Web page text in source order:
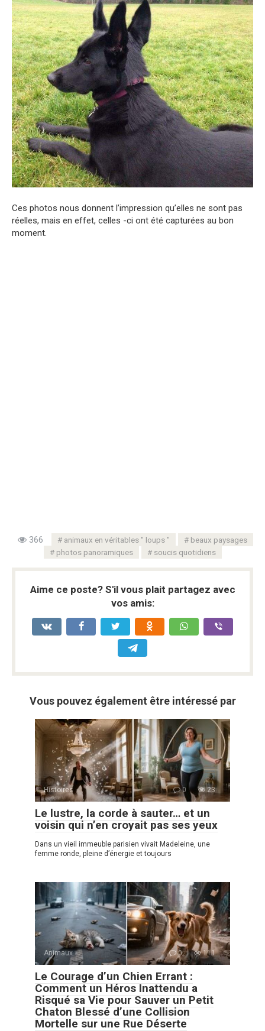
Ces photos nous donnent l’impression qu’elles ne sont pas
réelles, mais en effet, celles -ci ont été capturées au bon
moment.
366 animaux en véritables " loups "
beaux paysages
photos panoramiques
soucis quotidiens
Aime ce poste? S'il vous plait partagez avec
vos amis:
Vous pouvez également être intéressé par
Histoires 0 23
Le lustre, la corde à sauter… et un
voisin qui n’en croyait pas ses yeux
Dans un vieil immeuble parisien vivait Madeleine, une
femme ronde, pleine d’énergie et toujours
Animaux 0 111
Le Courage d’un Chien Errant :
Comment un Héros Inattendu a
Risqué sa Vie pour Sauver un Petit
Chaton Blessé d’une Collision
Mortelle sur une Rue Déserte